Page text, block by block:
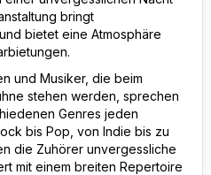
bringt
bietet eine Atmosphäre
und Musiker, die beim
stehen werden, sprechen
Genres jeden
bis Pop, von Indie bis zu
die Zuhörer unvergessliche
mit einem breiten Repertoire